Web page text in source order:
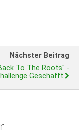
Nächster Beitrag
To The Roots" -
Geschafft